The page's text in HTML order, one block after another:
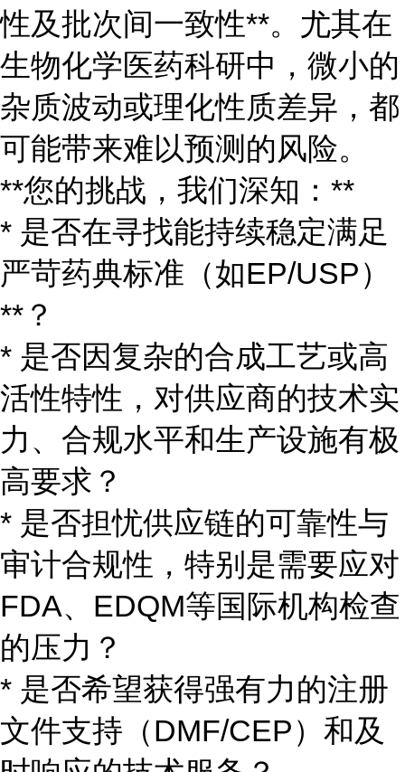
性及批次间一致性**。尤其在
生物化学医药科研中，微小的
杂质波动或理化性质差异，都
可能带来难以预测的风险。
**您的挑战，我们深知：**
* 是否在寻找能持续稳定满足
严苛药典标准（如EP/USP）
**？
* 是否因复杂的合成工艺或高
活性特性，对供应商的技术实
力、合规水平和生产设施有极
高要求？
* 是否担忧供应链的可靠性与
审计合规性，特别是需要应对
FDA、EDQM等国际机构检查
的压力？
* 是否希望获得强有力的注册
文件支持（DMF/CEP）和及